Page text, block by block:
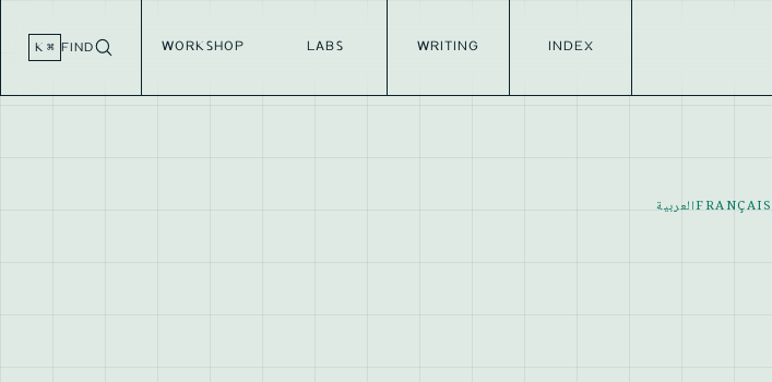
INDEX
WRITING
LABS
WORKSHOP
FIND
⌘ K
FRANÇAISالعربية